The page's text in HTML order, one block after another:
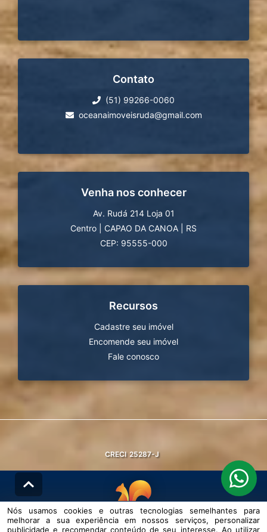
Contato
(51) 99266-0060
oceanaimoveisruda@gmail.com
Venha nos conhecer
Av. Rudá 214 Loja 01
Centro
CAPAO DA CANOA
RS
CEP: 95555-000
Recursos
Cadastre seu imóvel
Encomende seu imóvel
Fale conosco
CRECI 25287-J
© DESENVOLVIDO PELAAGIL.NET
Nós usamos cookies e outras tecnologias semelhantes para
melhorar a sua experiência em nossos serviços, personalizar
publicidade e recomendar conteúdo de seu interesse. Ao utilizar